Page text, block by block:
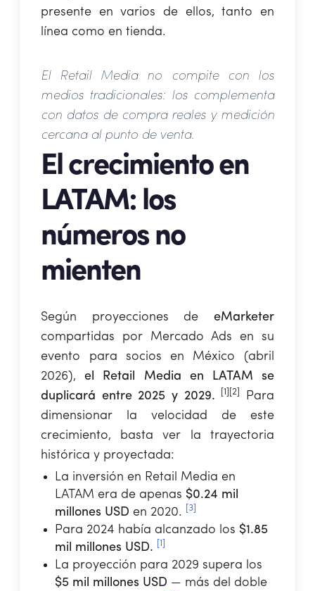
presente en varios de ellos, tanto en
línea como en tienda.
El Retail Media no compite con los
medios tradicionales: los complementa
con datos de compra reales y medición
cercana al punto de venta.
El crecimiento en
LATAM: los
números no
mienten
Según proyecciones de eMarketer
compartidas por Mercado Ads en su
evento para socios en México (abril
2026),el Retail Media en LATAM se
duplicará entre 2025 y 2029.
[1][2]
Para
dimensionar la velocidad de este
crecimiento, basta ver la trayectoria
histórica y proyectada:
La inversión en Retail Media en
LATAM era de apenas $0.24 mil
millones USD en 2020. [3]
Para 2024 había alcanzado los $1.85
mil millones USD.
[1]
La proyección para 2029 supera los
$5 mil millones USD — más del doble